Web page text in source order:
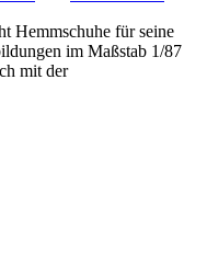
Hemmschuhe für seine
im Maßstab 1/87
mit der